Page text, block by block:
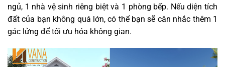
ngủ, 1 nhà vệ sinh riêng biệt và 1 phòng bếp. Nếu diện tích
đất của bạn không quá lớn, có thể bạn sẽ cân nhắc thêm 1
gác lửng để tối ưu hóa không gian.